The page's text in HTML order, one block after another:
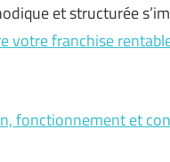
et structurée
votre franchise
fonctionnement et